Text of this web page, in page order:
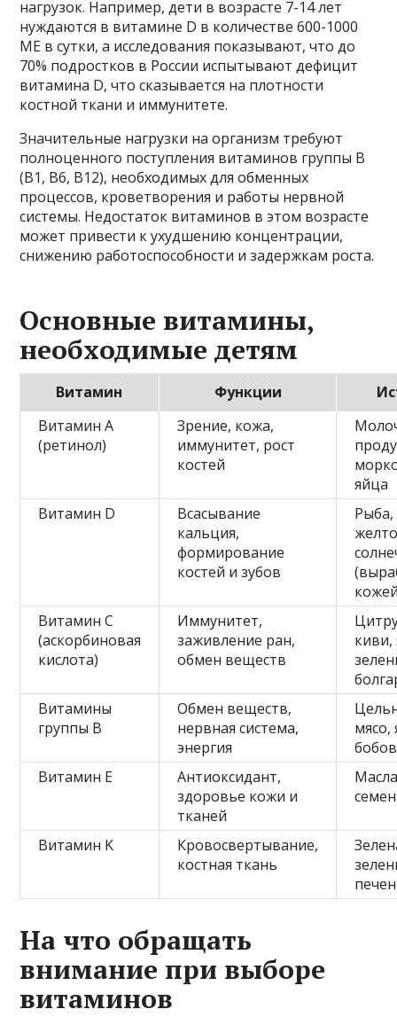
нагрузок. Например, дети в возрасте 7-14 лет
нуждаются в витамине D в количестве 600-1000
МЕ в сутки, а исследования показывают, что до
70% подростков в России испытывают дефицит
витамина D, что сказывается на плотности
костной ткани и иммунитете.
Значительные нагрузки на организм требуют
полноценного поступления витаминов группы В
(В1, В6, В12), необходимых для обменных
процессов, кроветворения и работы нервной
системы. Недостаток витаминов в этом возрасте
может привести к ухудшению концентрации,
снижению работоспособности и задержкам роста.
Основные витамины,
необходимые детям
Витамин Функции
Витамин A
(ретинол)
Зрение, кожа,
иммунитет, рост
костей
яйца
Витамин D
Всасывание
кальция,
формирование
костей и зубов
Витамин C
(аскорбиновая
кислота)
Иммунитет,
заживление ран,
обмен веществ
киви,
Витамины
группы В
Обмен веществ,
нервная система,
энергия
мясо,
Витамин E
Антиоксидант,
здоровье кожи и
тканей
Витамин K
Кровосвертывание,
костная ткань
На что обращать
внимание при выборе
витаминов